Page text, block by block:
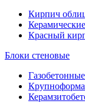
Кирпич
Красный
Блоки стеновые